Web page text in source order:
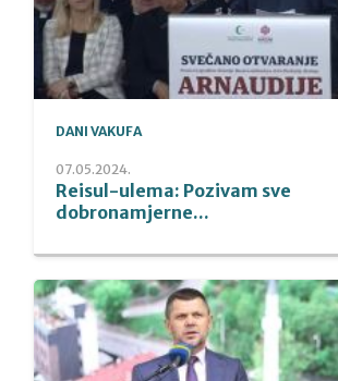
DANI VAKUFA
07.05.2024.
Reisul-ulema: Pozivam sve
dobronamjerne...